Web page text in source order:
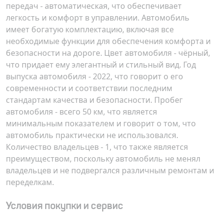
передач - автоматическая, что обеспечивает
легкость и комфорт в управлении. Автомобиль
имеет богатую комплектацию, включая все
необходимые функции для обеспечения комфорта и
безопасности на дороге. Цвет автомобиля - чёрный,
что придает ему элегантный и стильный вид. Год
выпуска автомобиля - 2022, что говорит о его
современности и соответствии последним
стандартам качества и безопасности. Пробег
автомобиля - всего 50 км, что является
минимальным показателем и говорит о том, что
автомобиль практически не использовался.
Количество владельцев - 1, что также является
преимуществом, поскольку автомобиль не менял
владельцев и не подвергался различным ремонтам и
переделкам.
Условия покупки и сервис